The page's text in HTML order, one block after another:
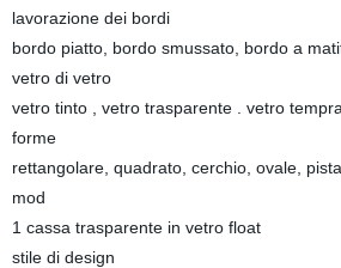
lavorazione dei bordi
bordo piatto, bordo smussato, bordo a
vetro di vetro
vetro tinto , vetro trasparente . vetro
forme
rettangolare, quadrato, cerchio, ovale,
mod
1 cassa trasparente in vetro float
stile di design